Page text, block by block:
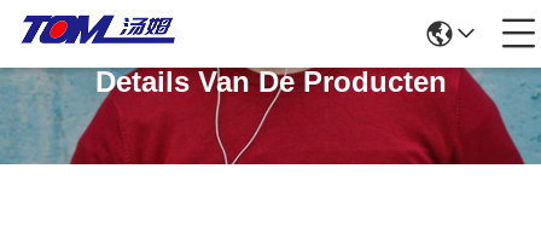
Details Van De Producten